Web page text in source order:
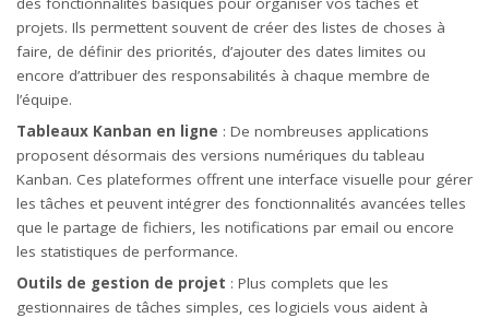
projets. Ils permettent souvent de créer des listes de choses à
faire, de définir des priorités, d’ajouter des dates limites ou
encore d’attribuer des responsabilités à chaque membre de
l’équipe.
Tableaux Kanban en ligne : De nombreuses applications
proposent désormais des versions numériques du tableau
Kanban. Ces plateformes offrent une interface visuelle pour gérer
les tâches et peuvent intégrer des fonctionnalités avancées telles
que le partage de fichiers, les notifications par email ou encore
les statistiques de performance.
Outils de gestion de projet : Plus complets que les
gestionnaires de tâches simples, ces logiciels vous aident à